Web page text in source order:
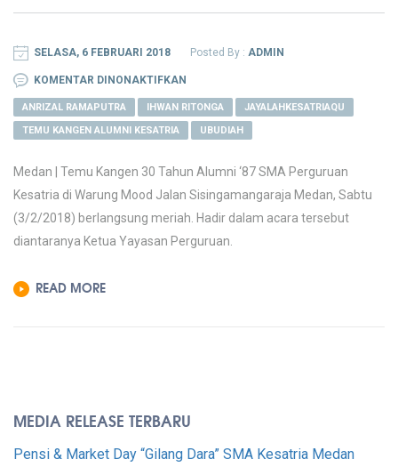
SELASA, 6 FEBRUARI 2018 Posted By : ADMIN
KOMENTAR DINONAKTIFKAN
ACARA
TEMU
30
TAHUN
ALUMNI
‘87
ANRIZAL RAMAPUTRA IHWAN RITONGA
JAYALAHKESATRIAQU
TEMU KANGEN ALUMNI KESATRIA
UBUDIAH
Medan | Temu Kangen 30 Tahun Alumni ‘87 SMA Perguruan
Kesatria di Warung Mood Jalan Sisingamangaraja Medan, Sabtu
(3/2/2018) berlangsung meriah. Hadir dalam acara tersebut
diantaranya Ketua Yayasan Perguruan.
READ MORE
MEDIA RELEASE TERBARU
Pensi & Market Day “Gilang Dara” SMA Kesatria Medan